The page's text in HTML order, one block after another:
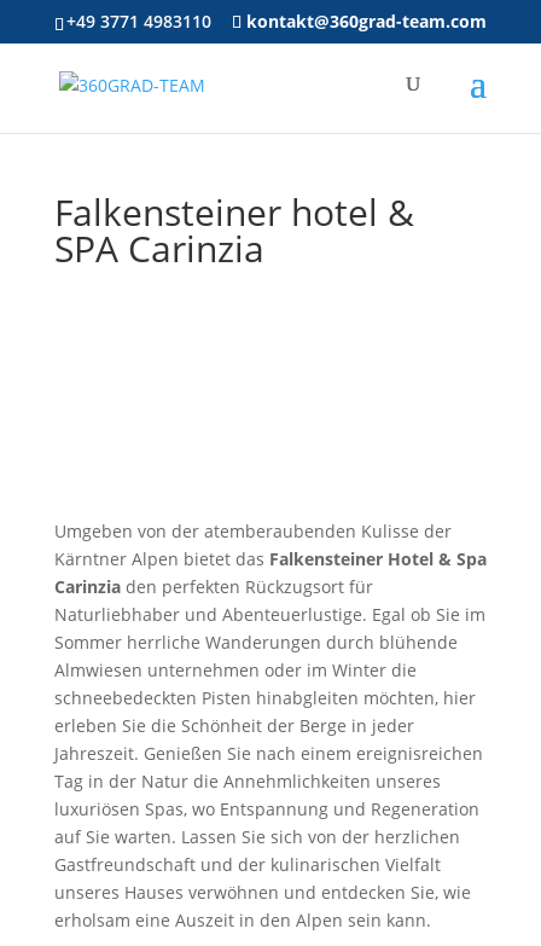
+49 3771 4983110 kontakt@360grad-team.com
Falkensteiner hotel &
SPA Carinzia
Umgeben von der atemberaubenden Kulisse der
Kärntner Alpen bietet das Falkensteiner Hotel & Spa
Carinziaden perfekten Rückzugsort für
Naturliebhaber und Abenteuerlustige. Egal ob Sie im
Sommer herrliche Wanderungen durch blühende
Almwiesen unternehmen oder im Winter die
schneebedeckten Pisten hinabgleiten möchten, hier
erleben Sie die Schönheit der Berge in jeder
Jahreszeit. Genießen Sie nach einem ereignisreichen
Tag in der Natur die Annehmlichkeiten unseres
luxuriösen Spas, wo Entspannung und Regeneration
auf Sie warten. Lassen Sie sich von der herzlichen
Gastfreundschaft und der kulinarischen Vielfalt
unseres Hauses verwöhnen und entdecken Sie, wie
erholsam eine Auszeit in den Alpen sein kann.